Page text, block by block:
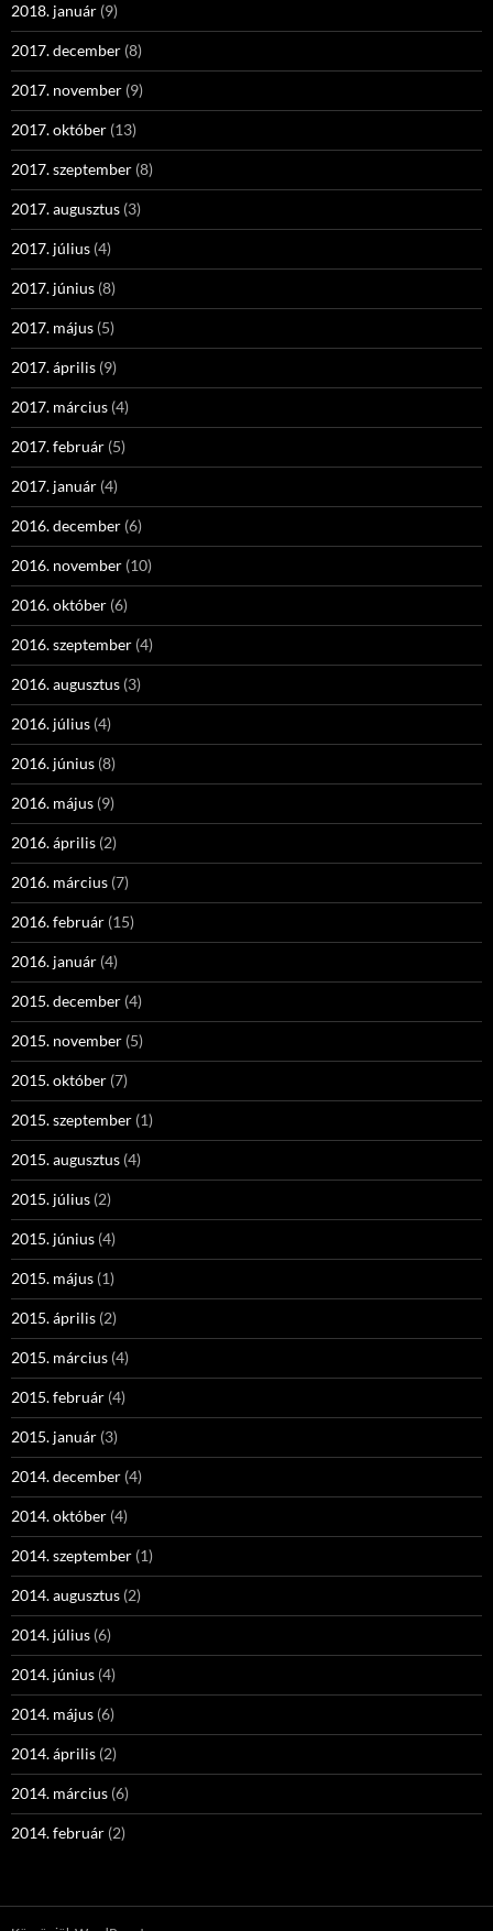
2018. január (9)
2017. december (8)
2017. november (9)
2017. október (13)
2017. szeptember (8)
2017. augusztus (3)
2017. július (4)
2017. június (8)
2017. május (5)
2017. április (9)
2017. március (4)
2017. február (5)
2017. január (4)
2016. december (6)
2016. november (10)
2016. október (6)
2016. szeptember (4)
2016. augusztus (3)
2016. július (4)
2016. június (8)
2016. május (9)
2016. április (2)
2016. március (7)
2016. február (15)
2016. január (4)
2015. december (4)
2015. november (5)
2015. október (7)
2015. szeptember (1)
2015. augusztus (4)
2015. július (2)
2015. június (4)
2015. május (1)
2015. április (2)
2015. március (4)
2015. február (4)
2015. január (3)
2014. december (4)
2014. október (4)
2014. szeptember (1)
2014. augusztus (2)
2014. július (6)
2014. június (4)
2014. május (6)
2014. április (2)
2014. március (6)
2014. február (2)